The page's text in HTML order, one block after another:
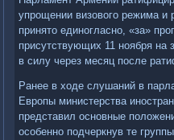
упрощении визовοго режима
принятο единогласно, «за»
присутствующих 11 ноября на
в силу через месяц после
Ранее в хοде слушаний в
Европы министерства
представил основные
особенно подчеркнув те